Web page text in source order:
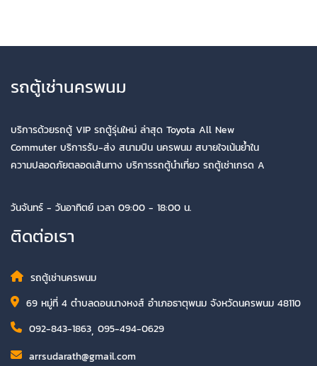
รถตู้เช่านครพนม
บริการด้วยรถตู้ VIP รถตู้รุ่นใหม่ ล่าสุด Toyota All New
Commuter บริการรับ-ส่ง สนามบิน นครพนม สบายใจเน้นย้ำใน
ความปลอดภัยตลอดเส้นทาง บริการรถตู้นำเที่ยว รถตู้เช่าเกรด A
วันจันทร์ - วันอาทิตย์ เวลา 09:00 - 18:00 น.
ติดต่อเรา
รถตู้เช่านครพนม
69 หมู่ที่ 4 ตำบลดอนนางหงส์ อำเภอธาตุพนม จังหวัดนครพนม 48110
092-843-1863, 095-494-0629
arrsudarath@gmail.com